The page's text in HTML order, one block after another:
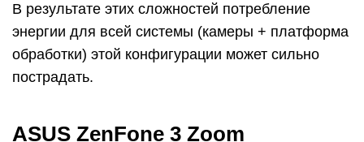
В результате этих сложностей потребление
энергии для всей системы (камеры + платформа
обработки) этой конфигурации может сильно
пострадать.
ASUS ZenFone 3 Zoom